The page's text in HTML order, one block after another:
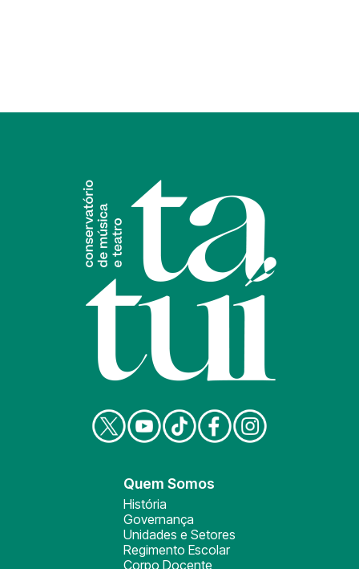
Quem Somos
História
Governança
Unidades e Setores
Regimento Escolar
Corpo Docente